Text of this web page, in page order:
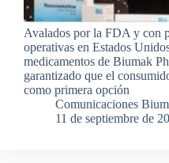
Avalados por la FDA y con
operativas en Estados
medicamentos de Biumak
garantizado que el
como primera opción
Comunicaciones
11 de septiembre de